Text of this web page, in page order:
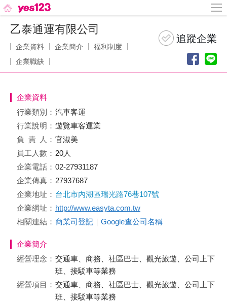
乙泰通運有限公司
企業資料 企業簡介
福利制度
企業職缺
企業資料
行業類別： 汽車客運
行業說明： 遊覽車客運業
負責 人： 官淑美
員工人數： 20人
企業電話： 02-27931187
企業傳真： 27937687
企業地址： 台北市內湖區瑞光路76巷107號
企業網址： http://www.easyta.com.tw
相關連結： 商業司登記 ｜ Google查公司名稱
企業簡介
經營理念： 交通車、商務、社區巴士、觀光旅遊、公司上下
班、接駁車等業務
經營項目： 交通車、商務、社區巴士、觀光旅遊、公司上下
班、接駁車等業務